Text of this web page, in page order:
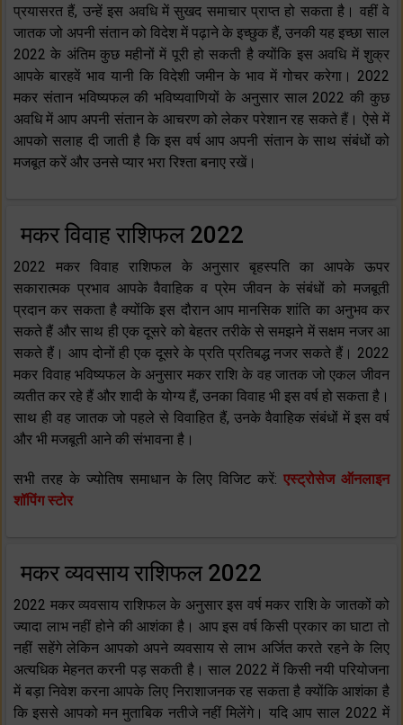
प्रयासरत हैं, उन्हें इस अवधि में सुखद समाचार प्राप्त हो सकता है। वहीं वे
जातक जो अपनी संतान को विदेश में पढ़ाने के इच्छुक हैं, उनकी यह इच्छा साल
2022 के अंतिम कुछ महीनों में पूरी हो सकती है क्योंकि इस अवधि में शुक्र
आपके बारहवें भाव यानी कि विदेशी जमीन के भाव में गोचर करेगा। 2022
मकर संतान भविष्यफल की भविष्यवाणियों के अनुसार साल 2022 की कुछ
अवधि में आप अपनी संतान के आचरण को लेकर परेशान रह सकते हैं। ऐसे में
आपको सलाह दी जाती है कि इस वर्ष आप अपनी संतान के साथ संबंधों को
मजबूत करें और उनसे प्यार भरा रिश्ता बनाए रखें।
मकर विवाह राशिफल 2022
2022 मकर विवाह राशिफल के अनुसार बृहस्पति का आपके ऊपर
सकारात्मक प्रभाव आपके वैवाहिक व प्रेम जीवन के संबंधों को मजबूती
प्रदान कर सकता है क्योंकि इस दौरान आप मानसिक शांति का अनुभव कर
सकते हैं और साथ ही एक दूसरे को बेहतर तरीके से समझने में सक्षम नजर आ
सकते हैं। आप दोनों ही एक दूसरे के प्रति प्रतिबद्ध नजर सकते हैं। 2022
मकर विवाह भविष्यफल के अनुसार मकर राशि के वह जातक जो एकल जीवन
व्यतीत कर रहे हैं और शादी के योग्य हैं, उनका विवाह भी इस वर्ष हो सकता है।
साथ ही वह जातक जो पहले से विवाहित हैं, उनके वैवाहिक संबंधों में इस वर्ष
और भी मजबूती आने की संभावना है।
सभी तरह के ज्योतिष समाधान के लिए विजिट करें: एस्ट्रोसेज ऑनलाइन
शॉपिंग स्टोर
मकर व्यवसाय राशिफल 2022
2022 मकर व्यवसाय राशिफल के अनुसार इस वर्ष मकर राशि के जातकों को
ज्यादा लाभ नहीं होने की आशंका है। आप इस वर्ष किसी प्रकार का घाटा तो
नहीं सहेंगे लेकिन आपको अपने व्यवसाय से लाभ अर्जित करते रहने के लिए
अत्यधिक मेहनत करनी पड़ सकती है। साल 2022 में किसी नयी परियोजना
में बड़ा निवेश करना आपके लिए निराशाजनक रह सकता है क्योंकि आशंका है
कि इससे आपको मन मुताबिक नतीजे नहीं मिलेंगे। यदि आप साल 2022 में